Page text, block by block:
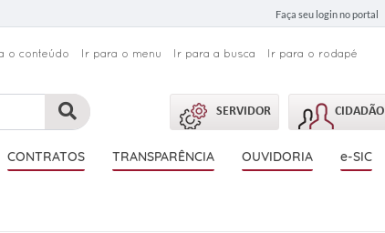
Faça seu login no portal
o conteúdo Ir para o menu Ir para a busca Ir para o rodapé
SERVIDOR CIDADÃO
CONTRATOS TRANSPARÊNCIA OUVIDORIA e-SIC